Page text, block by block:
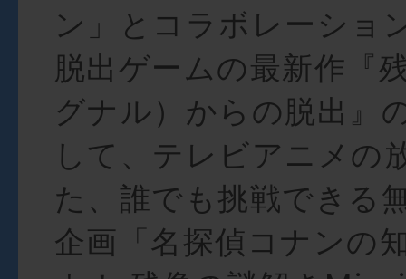
ン」とコラボレーショ
脱出ゲームの最新作『
グナル）からの脱出』
して、テレビアニメの
た、誰でも挑戦できる
企画「名探偵コナンの